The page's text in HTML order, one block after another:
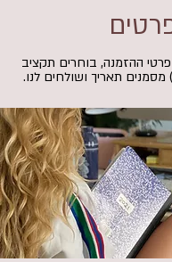
ההזמנה, בוחרים תקציב